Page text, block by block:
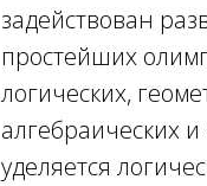
задействован
простейших
логических,
алгебраических
уделяется